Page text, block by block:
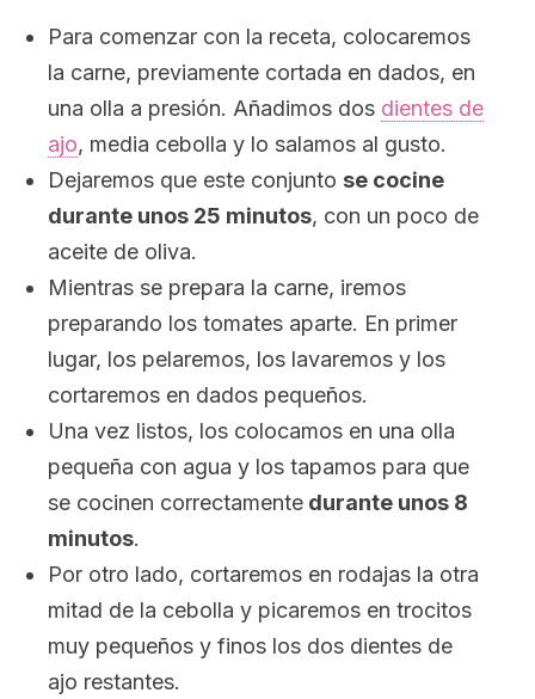
Para comenzar con la receta, colocaremos
la carne, previamente cortada en dados, en
una olla a presión. Añadimos dos dientes de
ajo, media cebolla y lo salamos al gusto.
Dejaremos que este conjunto se cocine
durante unos 25 minutos, con un poco de
aceite de oliva.
Mientras se prepara la carne, iremos
preparando los tomates aparte. En primer
lugar, los pelaremos, los lavaremos y los
cortaremos en dados pequeños.
Una vez listos, los colocamos en una olla
pequeña con agua y los tapamos para que
se cocinen correctamente durante unos 8
minutos.
Por otro lado, cortaremos en rodajas la otra
mitad de la cebolla y picaremos en trocitos
muy pequeños y finos los dos dientes de
ajo restantes.